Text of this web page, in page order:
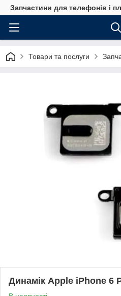
Запчастини для телефонів і
Товари та послуги
Динамік Apple iPhone 6